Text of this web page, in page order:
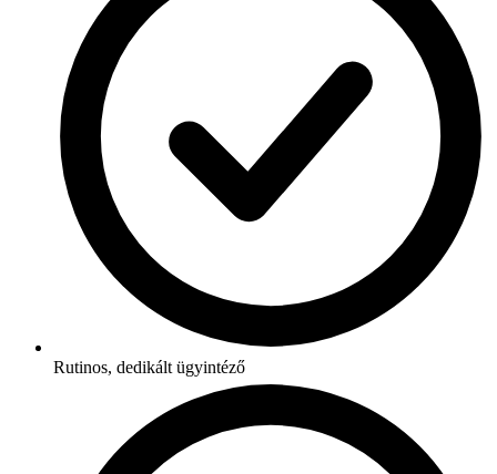
Rutinos, dedikált ügyintéző